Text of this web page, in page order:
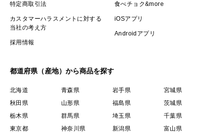
特定商取引法
カスタマーハラスメントに対する
当社の考え方
採用情報
食べチョク&more
iOSアプリ
Androidアプリ
都道府県（産地）から商品を探す
北海道 青森県 岩手県
宮城県
秋田県
山形県 福島県
茨城県
栃木県
群馬県 埼玉県
千葉県
東京都
神奈川県 新潟県
富山県